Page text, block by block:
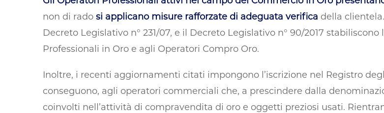
non di rado si applicano misure rafforzate di adeguata verifica della
Decreto Legislativo n° 231/07, e il Decreto Legislativo n° 90/2017
Professionali in Oro e agli Operatori Compro Oro.
Inoltre, i recenti aggiornamenti citati impongono l’iscrizione nel Registro
conseguono, agli operatori commerciali che, a prescindere dalla
coinvolti nell’attività di compravendita di oro e oggetti preziosi usati.